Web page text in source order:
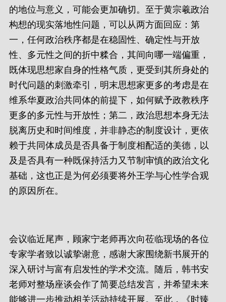
的地位与意义，可能会更加确切。至于黄宗羲政治
构想的现实落地性问题，可以从两方面回应：第
一，任何政治秩序都是在稳固性、确定性与开放
性、多元性之间的折中糅合，其间向哪一端偏重，
既体现思想家自身的性格气质，更受到其所身处的
时代问题的刺激牵引，明末思想家更多的考虑是在
维系华夏政治共同体的前提下，如何赋予政教秩序
更多的多元性与开放性；第二，政治思想本身无法
脱离历史和时间维度，并非静态的制度设计，更依
赖于共同体成员是否具备于制度相配适的美德，以
及是否具有一种既保持活力又节制审慎的政治文化
基础，这也正是为何必须要将外王学与心性学合观
的原因所在。
会议临近尾声，顾家宁老师再次向莅临现场的各位
专家学者致以诚挚谢意，感谢大家围绕新书展开的
深入研讨与富有启发性的学术交流。随后，韩书安
老师对整场座谈会作了简要总结发言，并希望未来
能够进一步推动相关活动持续开展。至此，《时臻